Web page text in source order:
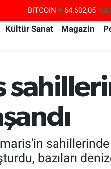
DOLAR
47,6006
GRAM ALTIN
6513.94
13.768
Kültür Sanat Magazin
sahillerinde
bazıları